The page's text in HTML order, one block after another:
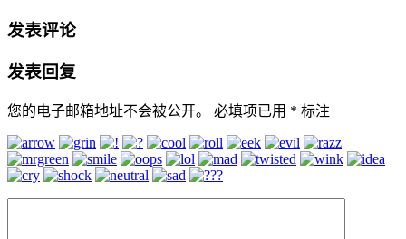
发表评论
发表回复
您的电子邮箱地址不会被公开。 必填项已用 * 标注